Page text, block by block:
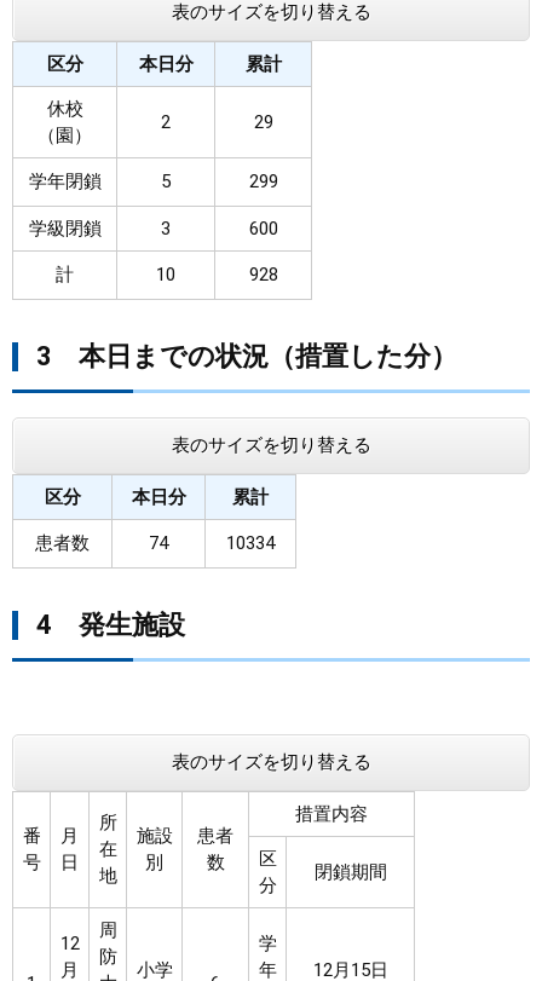
表のサイズを切り替える
区分 本日分 累計
休校
（園）
2 29
学年閉鎖 5 299
学級閉鎖 3 600
計 10 928
3 本日までの状況（措置した分）
表のサイズを切り替える
区分 本日分 累計
患者数 74 10334
4 発生施設
表のサイズを切り替える
番
号
月
日
所
在
地
施設
別
患者
数
措置内容
区
分
閉鎖期間
12
月
周
防
小学
学
年
12月15日